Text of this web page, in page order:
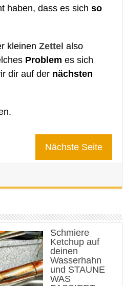
haben, dass es sichso
kleinenZettel also
Problem es sich
dir auf der nächsten
Nächste Seite
Schmiere
Ketchup auf
deinen
Wasserhahn
und STAUNE
WAS